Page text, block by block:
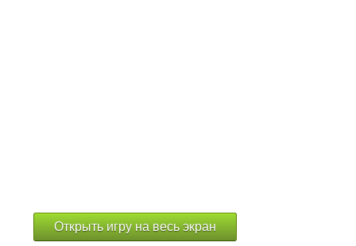
Открыть игру на весь экран